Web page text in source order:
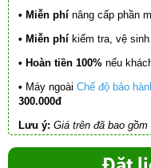
• Miễn phí nâng cấp phần
• Miễn phí kiểm tra, vệ
• Hoàn tiền 100% nếu
• Máy ngoài Chế độ bảo
300.000đ
Lưu ý: Giá trên đã bao